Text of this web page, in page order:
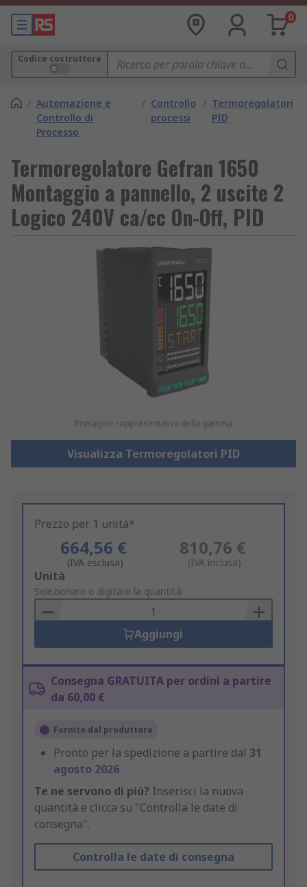
0
Codice costruttore
/ Automazione e
Controllo di
Processo
/ Controllo
processi
/ Termoregolatori
PID
Termoregolatore Gefran 1650
Montaggio a pannello, 2 uscite 2
Logico 240V ca/cc On-Off, PID
Immagine rappresentativa della gamma
Visualizza Termoregolatori PID
Prezzo per 1 unità*
664,56 €
(IVA esclusa)
810,76 €
(IVA inclusa)
Add
to
Basket
Unità
Selezionare o digitare la quantità
Aggiungi
Consegna GRATUITA per ordini a partire
da 60,00 €
Fornito dal produttore
Pronto per la spedizione a partire dal 31
agosto 2026
Te ne servono di più? Inserisci la nuova
quantità e clicca su "Controlla le date di
consegna".
Controlla le date di consegna